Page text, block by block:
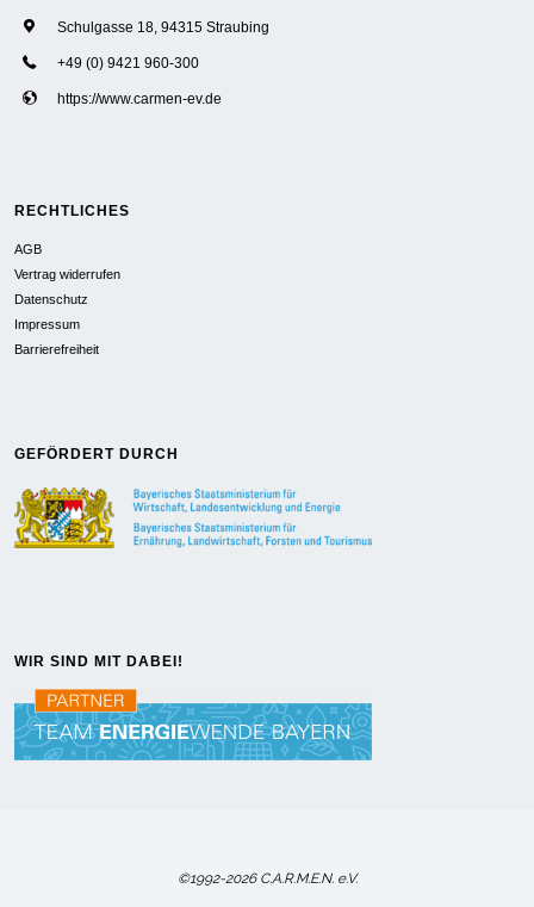
Schulgasse 18, 94315 Straubing
+49 (0) 9421 960-300
https://www.carmen-ev.de
RECHTLICHES
AGB
Vertrag widerrufen
Datenschutz
Impressum
Barrierefreiheit
GEFÖRDERT DURCH
WIR SIND MIT DABEI!
©1992-2026 C.A.R.M.E.N. e.V.